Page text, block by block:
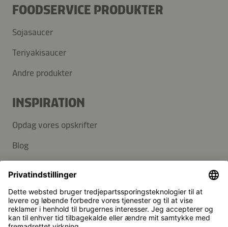
FOODSERVICE PRODUKTER
Sojasaucer
Teriyakisaucer
Andre produkter
INSPIRATION
Opdag vores opskrifter
Blog
SUPPORT
Kontakt
FAQ